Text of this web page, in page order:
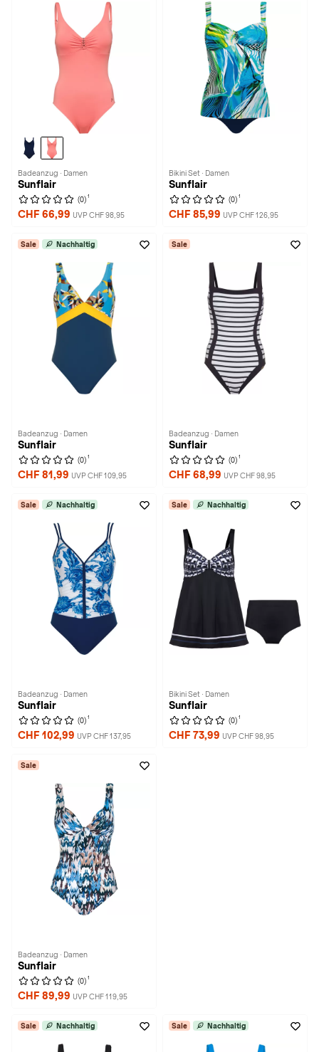
Badeanzug · Damen
Sunflair
(0) 1
CHF 66,99 UVP CHF 98,95
Bikini Set · Damen
Sunflair
(0) 1
CHF 85,99 UVP CHF 126,95
Sale Nachhaltig
Badeanzug · Damen
Sunflair
(0) 1
CHF 81,99 UVP CHF 109,95
Sale
Badeanzug · Damen
Sunflair
(0) 1
CHF 68,99 UVP CHF 98,95
Sale Nachhaltig
Badeanzug · Damen
Sunflair
(0) 1
CHF 102,99 UVP CHF 137,95
Sale Nachhaltig
Bikini Set · Damen
Sunflair
(0) 1
CHF 73,99 UVP CHF 98,95
Sale
Badeanzug · Damen
Sunflair
(0) 1
CHF 89,99 UVP CHF 119,95
Sale Nachhaltig Sale Nachhaltig